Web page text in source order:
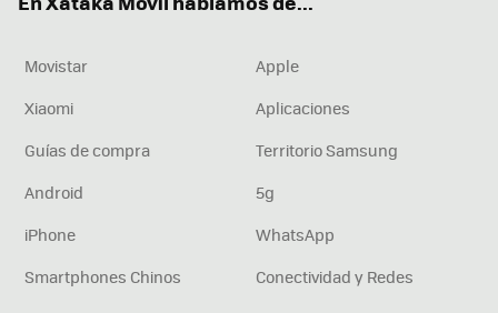
Movistar
Apple
Xiaomi
Aplicaciones
Guías de compra
Territorio Samsung
Android
5g
iPhone
WhatsApp
Smartphones Chinos
Conectividad y Redes